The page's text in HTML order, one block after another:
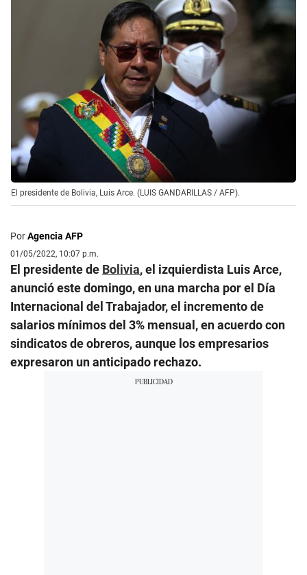
El presidente de Bolivia, Luis Arce. (LUIS GANDARILLAS / AFP).
PorAgencia AFP
01/05/2022, 10:07 p.m.
El presidente de Bolivia, el izquierdista Luis Arce,
anunció este domingo, en una marcha por el Día
Internacional del Trabajador, el incremento de
salarios mínimos del 3% mensual, en acuerdo con
sindicatos de obreros, aunque los empresarios
expresaron un anticipado rechazo.